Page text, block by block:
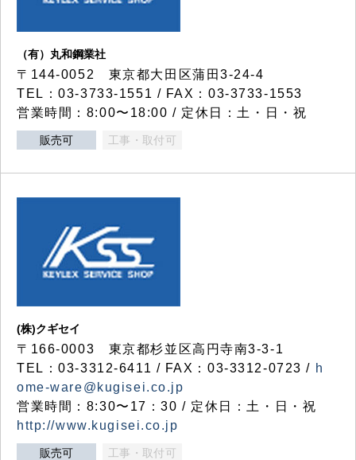
（有）丸和鋼業社
〒144-0052 東京都大田区蒲田3-24-4
TEL：03-3733-1551 / FAX：03-3733-1553
営業時間：8:00〜18:00 / 定休日：土・日・祝
販売可 工事・取付可
(株)クギセイ
〒166-0003 東京都杉並区高円寺南3-3-1
TEL：03-3312-6411 / FAX：03-3312-0723 / h
ome-ware@kugisei.co.jp
営業時間：8:30〜17：30 / 定休日：土・日・祝
http://www.kugisei.co.jp
販売可 工事・取付可